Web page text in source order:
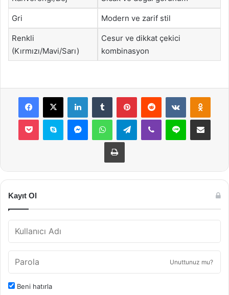
Gri Modern ve zarif stil
Renkli
(Kırmızı/Mavi/Sarı)
Cesur ve dikkat çekici
kombinasyon
Facebook
X LinkedInTumblr PinterestReddit VKontakte
Pocket Skype MessengerWhatsAppTelegramViber Line E-Posta ile
Yazdır
Kayıt Ol
Unuttunuz mu?
Beni hatırla